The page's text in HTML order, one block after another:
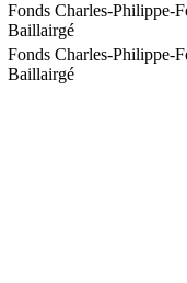
Fonds Charles-Philippe-
Baillairgé
Fonds Charles-Philippe-
Baillairgé